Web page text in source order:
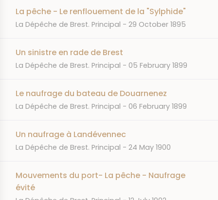
La pêche - Le renflouement de la "Sylphide"
JOURNAL
La Dépêche de Brest. Principal DATE
29 October 1895
Un sinistre en rade de Brest
JOURNAL
La Dépêche de Brest. Principal DATE
05 February 1899
Le naufrage du bateau de Douarnenez
JOURNAL
La Dépêche de Brest. Principal DATE
06 February 1899
Un naufrage à Landévennec
JOURNAL
La Dépêche de Brest. Principal DATE
24 May 1900
Mouvements du port- La pêche - Naufrage
évité